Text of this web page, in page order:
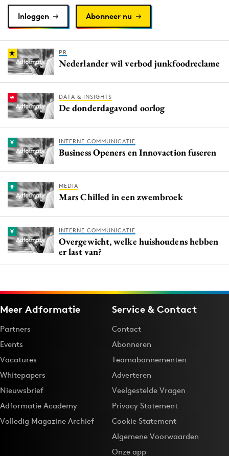
Inloggen Abonneer nu
PR
Nederlander wil verbod junkfoodreclame
DATA & INSIGHTS
De donderdagavond oorlog
INTERNE COMMUNICATIE
Business Openers en Innovaction fuseren
MEDIA
Mars Chilled in een zwembroek
INTERNE COMMUNICATIE
Overgewicht, welke huishoudens hebben
er last van?
Meer Adformatie
Partners
Events
Vacatures
Whitepapers
Nieuwsbrief
Adformatie Academy
Volledig Magazine Archief
Service & Contact
Contact
Abonneren
Teamabonnementen
Adverteren
Veelgestelde Vragen
Privacy Statement
Cookie Statement
Algemene Voorwaarden
Onze app